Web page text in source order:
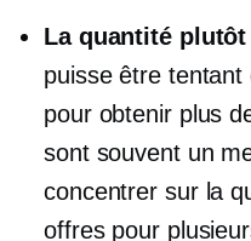
La quantité
puisse être
pour obtenir plus
sont souvent un
concentrer sur la
offres pour